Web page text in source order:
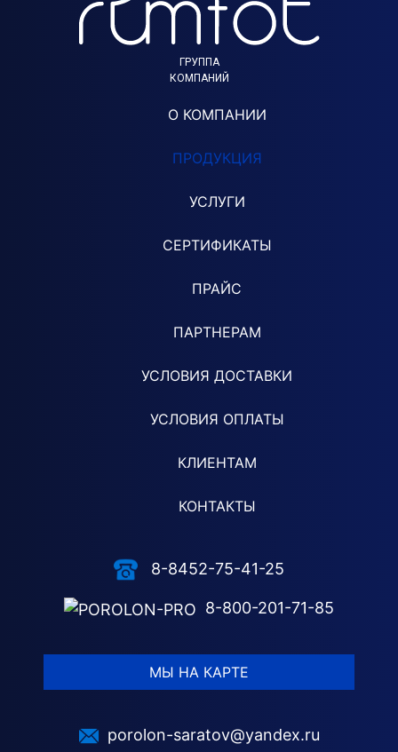
ГРУППА
КОМПАНИЙ
О КОМПАНИИ
ПРОДУКЦИЯ
УСЛУГИ
СЕРТИФИКАТЫ
ПРАЙС
ПАРТНЕРАМ
УСЛОВИЯ ДОСТАВКИ
УСЛОВИЯ ОПЛАТЫ
КЛИЕНТАМ
КОНТАКТЫ
8-8452-75-41-25
8-800-201-71-85
МЫ НА КАРТЕ
porolon-saratov@yandex.ru